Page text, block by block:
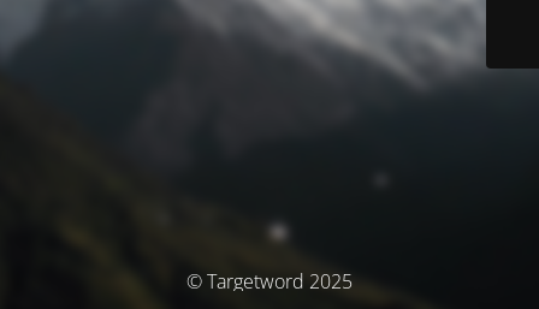
© Targetword 2025